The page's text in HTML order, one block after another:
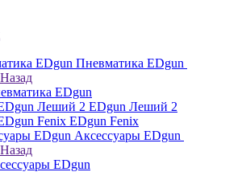
Пневматика EDgun
Назад
EDgun
EDgun Леший 2
EDgun Fenix
Аксессуары EDgun
Назад
EDgun